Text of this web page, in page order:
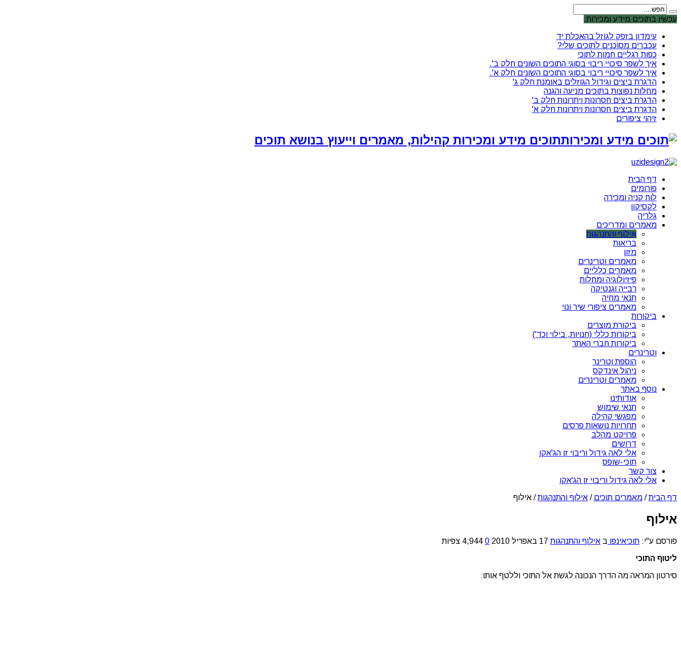
עכשיו בתוכים מידע ומכירות:
עימדון בזפק לגוזל בהאכלת יד
עכברים מסוכנים לתוכים שלי?
כפות רגליים חמות לתוכי
איך לשפר סיכויי ריבוי בסוגי התוכים השונים חלק ב'.
איך לשפר סיכויי ריבוי בסוגי התוכים השונים חלק א'.
הדגרת ביצים וגידול הגוזלים באומנת חלק ג'
מחלות נפוצות בתוכים מניעה והגנה
הדגרת ביצים חסרונות ויתרונות חלק ב'
הדגרת ביצים חסרונות ויתרונות חלק א'
זיהוי ציפורים
תוכים מידע ומכירות קהילות, מאמרים וייעוץ בנושא תוכים
דף הבית
פורומים
לוח קניה ומכירה
לקסיקון
גלריה
מאמרים ומדריכים
אילוף והתנהגות
בריאות
מזון
מאמרים וטרינרים
מאמרים כלליים
פיזיולוגיה ומחלות
רבייה וגנטיקה
תנאי מחיה
מאמרים ציפורי שיר ונוי
ביקורות
ביקורת מוצרים
ביקורות כללי (חנויות, בילוי וכד')
ביקורות חברי האתר
וטרינרים
הוספת וטרינר
ניהול אינדקס
מאמרים וטרינרים
נוסף באתר
אודותינו
תנאי שימוש
מפגשי קהילה
תחרויות נושאות פרסים
פרויקט מהלב
דרושים
אלי לאה גידול וריבוי זן הג'אקו
תוכי-שופס
צור קשר
אלי לאה גידול וריבוי זן הג'אקו
דף הבית / מאמרים תוכים / אילוף והתנהגות / אילוף
אילוף
פורסם ע"י: תוכיאינפו ב אילוף והתנהגות 17 באפריל 2010 0 4,944 צפיות
ליטוף התוכי
סירטון המראה מה הדרך הנכונה לגשת אל התוכי וללטף אותו: